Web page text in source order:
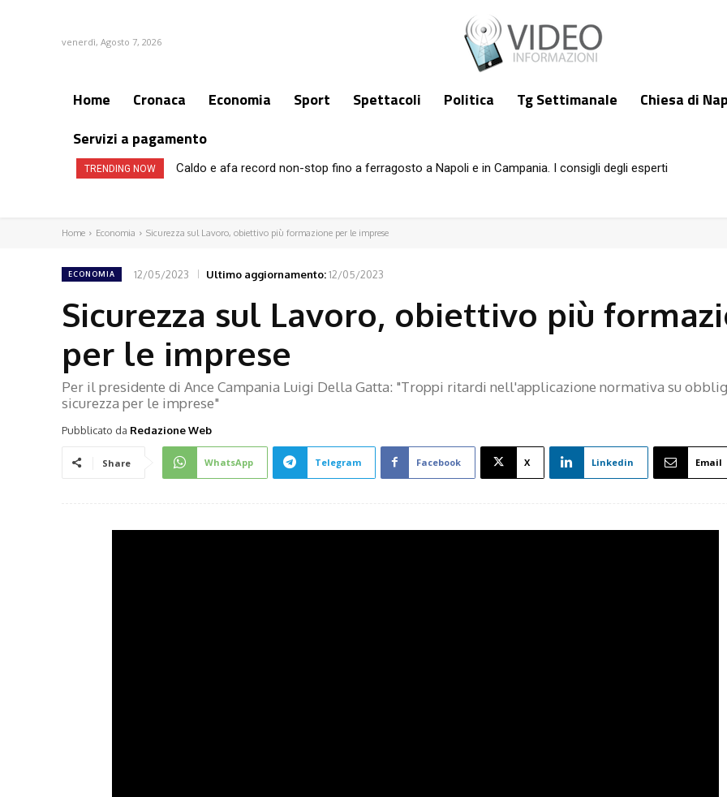
venerdì, Agosto 7, 2026
Home Cronaca Economia Sport Spettacoli Politica Tg Settimanale
Chiesa di
Servizi a pagamento
TRENDING NOW Caldo e afa record non-stop fino a ferragosto a Napoli e in Campania. I consigli degli esperti
Amichevole, Napoli-Osasuna 2-1: Lucca torna al gol, Anguissa sempre meglio
Home Economia Sicurezza sul Lavoro, obiettivo più formazione per le imprese
ECONOMIA 12/05/2023 Ultimo aggiornamento:12/05/2023
Sicurezza sul Lavoro, obiettivo più
per le imprese
Per il presidente di Ance Campania Luigi Della Gatta: "Troppi ritardi nell'applicazione normativa su
sicurezza per le imprese"
Pubblicato da Redazione Web
Share WhatsApp Telegram Facebook X Linkedin Email